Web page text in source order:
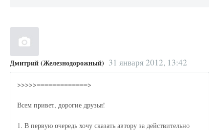
Дмитрий (Железнодорожный) 31 января 2012, 13:42
>>>>>=============>
Всем привет, дорогие друзья!
1. В первую очередь хочу сказать автору за действительно